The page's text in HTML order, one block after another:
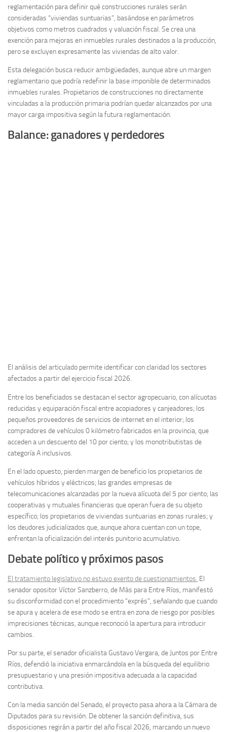
reglamentación para definir qué construcciones rurales serán
consideradas “viviendas suntuarias”, basándose en parámetros
objetivos como metros cuadrados y valuación fiscal. Se crea una
exención para mejoras en inmuebles rurales destinados a la producción,
pero se excluyen expresamente las viviendas de alto valor.
Esta delegación busca reducir ambigüedades, aunque abre un margen
reglamentario que podría redefinir la base imponible de determinados
inmuebles rurales. Propietarios de construcciones no directamente
vinculadas a la producción primaria podrían quedar alcanzados por una
mayor carga impositiva según la futura reglamentación.
Balance: ganadores y perdedores
El análisis del articulado permite identificar con claridad los sectores
afectados a partir del ejercicio fiscal 2026.
Entre los beneficiados se destacan el sector agropecuario, con alícuotas
reducidas y equiparación fiscal entre acopiadores y canjeadores; los
pequeños proveedores de servicios de internet en el interior; los
compradores de vehículos 0 kilómetro fabricados en la provincia, que
acceden a un descuento del 10 por ciento; y los monotributistas de
categoría A inclusivos.
En el lado opuesto, pierden margen de beneficio los propietarios de
vehículos híbridos y eléctricos; las grandes empresas de
telecomunicaciones alcanzadas por la nueva alícuota del 5 por ciento; las
cooperativas y mutuales financieras que operan fuera de su objeto
específico; los propietarios de viviendas suntuarias en zonas rurales; y
los deudores judicializados que, aunque ahora cuentan con un tope,
enfrentan la oficialización del interés punitorio acumulativo.
Debate político y próximos pasos
El tratamiento legislativo no estuvo exento de cuestionamientos. El
senador opositor Víctor Sanzberro, de Más para Entre Ríos, manifestó
su disconformidad con el procedimiento “exprés”, señalando que cuando
se apura y acelera de ese modo se entra en zona de riesgo por posibles
imprecisiones técnicas, aunque reconoció la apertura para introducir
cambios.
Por su parte, el senador oficialista Gustavo Vergara, de Juntos por Entre
Ríos, defendió la iniciativa enmarcándola en la búsqueda del equilibrio
presupuestario y una presión impositiva adecuada a la capacidad
contributiva.
Con la media sanción del Senado, el proyecto pasa ahora a la Cámara de
Diputados para su revisión. De obtener la sanción definitiva, sus
disposiciones regirán a partir del año fiscal 2026, marcando un nuevo